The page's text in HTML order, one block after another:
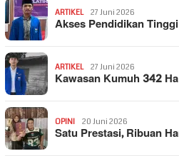
ARTIKEL 27 Juni 2026
Akses Pendidikan
ARTIKEL 27 Juni 2026
Kawasan Kumuh 342
OPINI 20 Juni 2026
Satu Prestasi, Ribuan